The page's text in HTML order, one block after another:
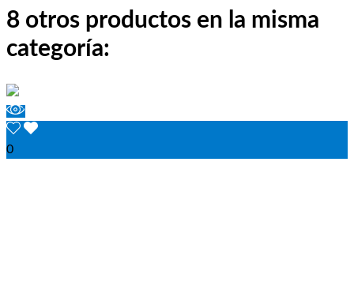
8 otros productos en la misma
categoría:
0